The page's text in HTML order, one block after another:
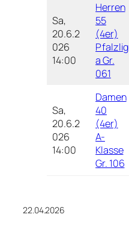
Sa,
20.6.2
026
14:00
Herren
55
(4er)
Pfalzlig
a Gr.
061
Sa,
20.6.2
026
14:00
Damen
40
(4er)
A-
Klasse
Gr. 106
22.04.2026